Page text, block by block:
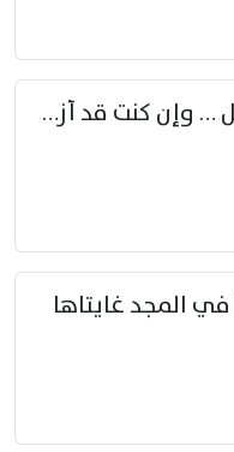
أفاطم مهلا بعض هذا التدلل … وإن كنت قد أزمعت صرمي فأجملي
في المجد غايتاها